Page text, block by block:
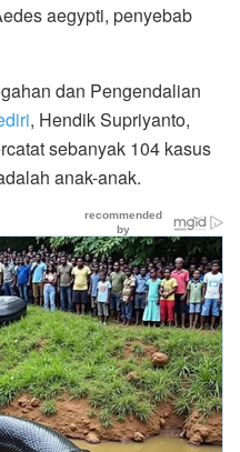
aegypti, penyebab
dan Pengendalian
, Hendik Supriyanto,
sebanyak 104 kasus
anak-anak.